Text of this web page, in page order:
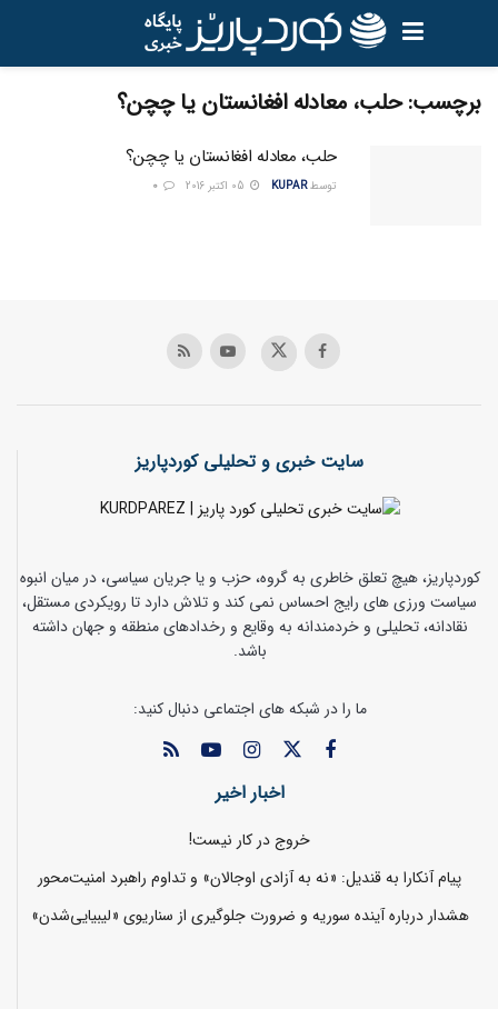
برچسب:حلب، معادله افغانستان یا چچن؟
حلب، معادله افغانستان یا چچن؟
توسط KUPAR
سایت خبری و تحلیلی کوردپاریز
کوردپاریز، هیچ تعلق خاطری به گروه، حزب و یا جریان سیاسی، در میان انبوه
سیاست ورزی های رایج احساس نمی کند و تلاش دارد تا رویکردی مستقل،
نقادانه، تحلیلی و خردمندانه به وقایع و رخدادهای منطقه و جهان داشته
باشد.
ما را در شبکه های اجتماعی دنبال کنید:
اخبار اخیر
خروج در کار نیست!
پیام آنکارا به قندیل: «نه به آزادی اوجالان» و تداوم راهبرد امنیت‌محور
هشدار درباره آینده سوریه و ضرورت جلوگیری از سناریوی «لیبیایی‌شدن»